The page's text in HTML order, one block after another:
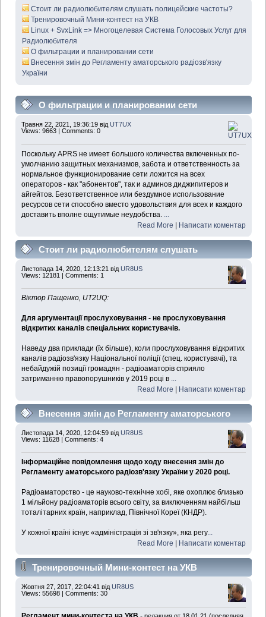
Стоит ли радиолюбителям слушать полицейские частоты?
Тренировочный Мини-контест на УКВ
Linux + SvxLink => Многоцелевая Система Голосовых Услуг для
Радиолюбителя
О фильтрации и планировании сети
Внесення змін до Регламенту аматорського радіозв'язку
України
О фильтрации и планировании сети
Травня 22, 2021, 19:36:19 від UT7UX
Views: 9663 | Comments: 0
Поскольку APRS не имеет большого количества включенных по-
умолчанию защитных механизмов, забота и ответственность за
нормальное функционирование сети ложится на всех
операторов - как "абонентов", так и админов диджипитеров и
айгейтов. Безответственное или бездумное использование
ресурсов сети способно вместо удовольствия для всех и каждого
доставить вполне ощутимые неудобства.
Read More | Написати коментар
Стоит ли радиолюбителям слушать
полицейские частоты?
Листопада 14, 2020, 12:13:21 від UR8US
Views: 12181 | Comments: 1
Віктор Пащенко, UT2UQ:
Для аргументації прослуховування - не прослуховування
відкритих каналів спеціальних користувачів.
Наведу два приклади (їх більше), коли прослуховування відкритих
каналів радіозв'язку Національної поліції (спец. користувачі), та
небайдужій позиції громадян - радіоаматорів сприяло
затриманню правопорушників у 2019 році в
Read More | Написати коментар
Внесення змін до Регламенту аматорського
радіозв'язку України
Листопада 14, 2020, 12:04:59 від UR8US
Views: 11628 | Comments: 4
Інформаційне повідомлення щодо ходу внесення змін до
Регламенту аматорського радіозв'язку України у 2020 році.
Радіоаматорство - це науково-технічне хобі, яке охоплює близько
1 мільйону радіоаматорів всього світу, за виключенням найбільш
тоталітарних країн, наприклад, Північної Кореї (КНДР).
У кожної країні існує «адміністрація зі зв'язку», яка регу...
Read More
Написати коментар
Тренировочный Мини-контест на УКВ
Жовтня 27, 2017, 22:04:41 від UR8US
Views: 55698 | Comments: 30